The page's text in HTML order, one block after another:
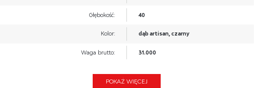
Głębokość: 40
Kolor: dąb artisan, czarny
Waga brutto: 31.000
POKAŻ WIĘCEJ